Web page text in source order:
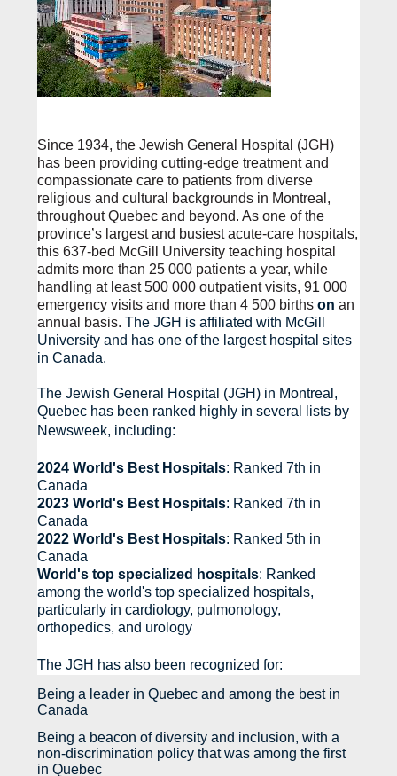
Since 1934, the Jewish General Hospital (JGH)
has been providing cutting‑edge treatment and
compassionate care to patients from diverse
religious and cultural backgrounds in Montreal,
throughout Quebec and beyond. As one of the
province’s largest and busiest acute-care hospitals,
this 637‑bed McGill University teaching hospital
admits more than 25 000 patients a year, while
handling at least 500 000 outpatient visits, 91 000
emergency visits and more than 4 500 births on an
annual basis. The JGH is affiliated with McGill
University and has one of the largest hospital sites
in Canada.
The Jewish General Hospital (JGH) in Montreal,
Quebec has been ranked highly in several lists by
Newsweek, including:
2024 World's Best Hospitals: Ranked 7th in
Canada
2023 World's Best Hospitals: Ranked 7th in
Canada
2022 World's Best Hospitals: Ranked 5th in
Canada
World's top specialized hospitals: Ranked
among the world's top specialized hospitals,
particularly in cardiology, pulmonology,
orthopedics, and urology
The JGH has also been recognized for:
Being a leader in Quebec and among the best in
Canada
Being a beacon of diversity and inclusion, with a
non-discrimination policy that was among the first
in Quebec